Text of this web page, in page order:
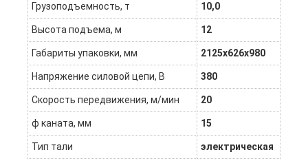
Грузоподъемность, т 10,0
Высота подъема, м 12
Габариты упаковки, мм 2125х626х980
Напряжение силовой цепи, В 380
Скорость передвижения, м/мин 20
ф каната, мм 15
Тип тали электрическая